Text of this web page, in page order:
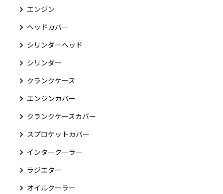
エンジン
ヘッドカバー
シリンダーヘッド
シリンダー
クランクケース
エンジンカバー
クランクケースカバー
スプロケットカバー
インタークーラー
ラジエター
オイルクーラー